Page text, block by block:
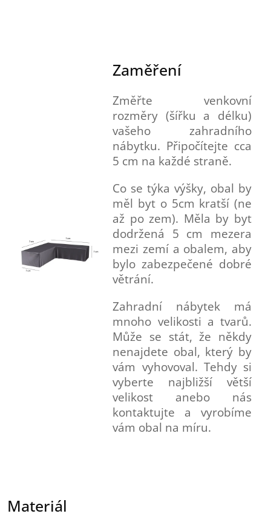
Zaměření
Změřte venkovní
rozměry (šířku a délku)
vašeho zahradního
nábytku. Připočítejte cca
5 cm na každé straně.
Co se týka výšky, obal by
měl byt o 5cm kratší (ne
až po zem). Měla by byt
dodržená 5 cm mezera
mezi zemí a obalem, aby
bylo zabezpečené dobré
větrání.
Zahradní nábytek má
mnoho velikosti a tvarů.
Může se stát, že někdy
nenajdete obal, který by
vám vyhovoval. Tehdy si
vyberte najbližší větší
velikost anebo nás
kontaktujte a vyrobíme
vám obal na míru.
Materiál